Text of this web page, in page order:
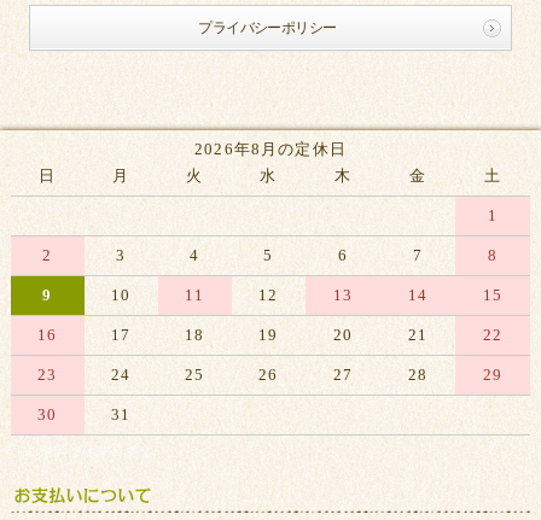
プライバシーポリシー
2026年8月の定休日
日
月 火 水 木 金 土
1
2 3 4 5 6 7 8
9 10 11 12 13 14 15
16 17 18 19 20 21 22
23 24 25 26 27 28 29
30 31
※赤字は休業日です